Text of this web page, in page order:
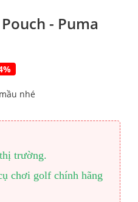
- Puma
nhé
trường.
chơi golf chính hãng